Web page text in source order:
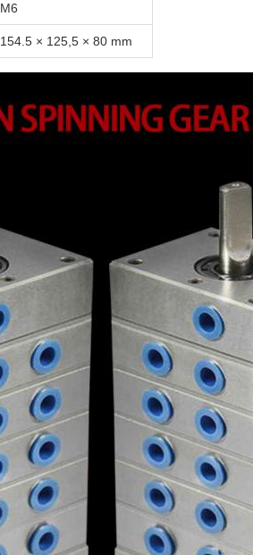
M6
154.5 × 125,5 × 80 mm